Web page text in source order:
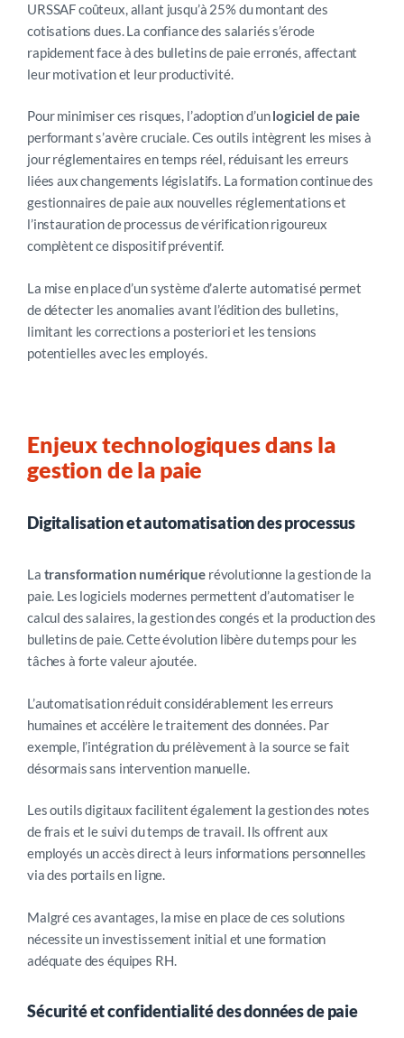
URSSAF coûteux, allant jusqu’à 25% du montant des
cotisations dues. La confiance des salariés s’érode
rapidement face à des bulletins de paie erronés, affectant
leur motivation et leur productivité.
Pour minimiser ces risques, l’adoption d’unlogiciel de paie
performant s’avère cruciale. Ces outils intègrent les mises à
jour réglementaires en temps réel, réduisant les erreurs
liées aux changements législatifs. La formation continue des
gestionnaires de paie aux nouvelles réglementations et
l’instauration de processus de vérification rigoureux
complètent ce dispositif préventif.
La mise en place d’un système d’alerte automatisé permet
de détecter les anomalies avant l’édition des bulletins,
limitant les corrections a posteriori et les tensions
potentielles avec les employés.
Enjeux technologiques dans la
gestion de la paie
Digitalisation et automatisation des processus
La transformation numériquerévolutionne la gestion de la
paie. Les logiciels modernes permettent d’automatiser le
calcul des salaires, la gestion des congés et la production des
bulletins de paie. Cette évolution libère du temps pour les
tâches à forte valeur ajoutée.
L’automatisation réduit considérablement les erreurs
humaines et accélère le traitement des données. Par
exemple, l’intégration du prélèvement à la source se fait
désormais sans intervention manuelle.
Les outils digitaux facilitent également la gestion des notes
de frais et le suivi du temps de travail. Ils offrent aux
employés un accès direct à leurs informations personnelles
via des portails en ligne.
Malgré ces avantages, la mise en place de ces solutions
nécessite un investissement initial et une formation
adéquate des équipes RH.
Sécurité et confidentialité des données de paie